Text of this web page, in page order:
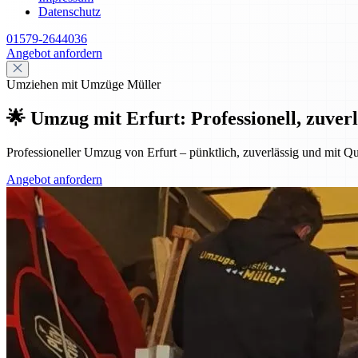
Datenschutz
01579-2644036
Angebot anfordern
Umziehen mit Umzüge Müller
🌟 Umzug mit Erfurt: Professionell,
Professioneller Umzug von Erfurt – pünktlich, zuverlässig und mit
Angebot anfordern